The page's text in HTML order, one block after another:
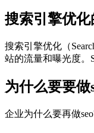
搜索引擎优
搜索引擎优化（
站的流量和曝光度。
为什么要要做
企业为什么要再做